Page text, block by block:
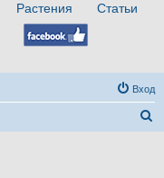
Растения
Статьи
Вход